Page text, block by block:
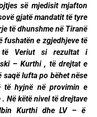
së mjedisit mjafton
gjatë mandatit të tyre
të dhunshme në Tiranë
fushatën e zgjedhjeve të
Veriut si rezultat i
– Kurthi , të drejtat e
saqë lufta po bëhet nëse
të hyjnë në provimin e
Në këtë nivel të drejtave
Kurthi dhe LV – ë